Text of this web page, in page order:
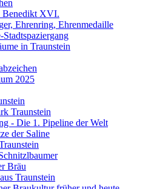
Benedikt XVI.
Ehrenring, Ehrenmedaille
in Traunstein
2025
Traunstein
- Die 1. Pipeline der Welt
der Saline
Bräu
Traunstein